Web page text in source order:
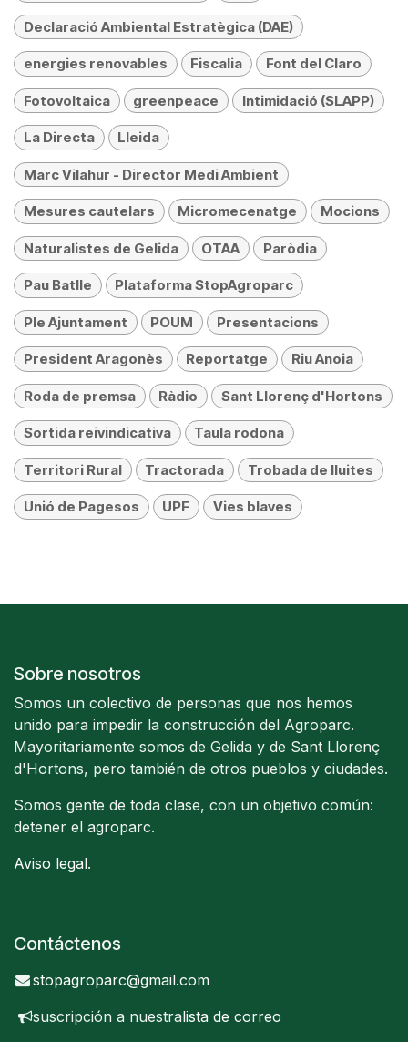
Declaració Ambiental Estratègica (DAE)
energies renovables Fiscalia Font del Claro
Fotovoltaica greenpeace Intimidació (SLAPP)
La Directa Lleida
Marc Vilahur - Director Medi Ambient
Mesures cautelars Micromecenatge Mocions
Naturalistes de Gelida OTAA Paròdia
Pau Batlle Plataforma StopAgroparc
Ple Ajuntament POUM Presentacions
President Aragonès Reportatge Riu Anoia
Roda de premsa Ràdio Sant Llorenç d'Hortons
Sortida reivindicativa Taula rodona
Territori Rural Tractorada Trobada de lluites
Unió de Pagesos UPF Vies blaves
Sobre nosotros
Somos un colectivo de personas que nos hemos
unido para impedir la construcción del Agroparc.
Mayoritariamente somos de Gelida y de Sant Llorenç
d'Hortons, pero también de otros pueblos y ciudades.
Somos gente de toda clase, con un objetivo común:
detener el agroparc.
Aviso legal.
Contáctenos
stopagroparc@gmail.com
suscripción a nuestralista de correo